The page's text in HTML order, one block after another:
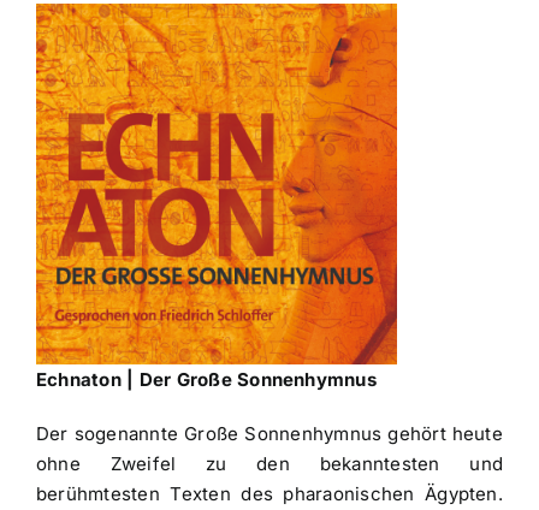
Echnaton | Der Große Sonnenhymnus
Der sogenannte Große Sonnenhymnus gehört heute
ohne Zweifel zu den bekanntesten und
berühmtesten Texten des pharaonischen Ägypten.